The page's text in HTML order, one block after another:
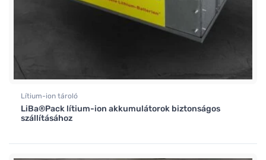
Lítium-ion tároló
LiBa®Pack lítium-ion akkumulátorok biztonságos
szállításához